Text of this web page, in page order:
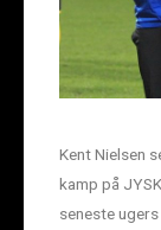
Kent Nielsen
kamp på
seneste